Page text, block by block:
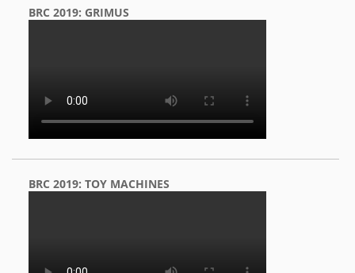
BRC 2019: GRIMUS
BRC 2019: TOY MACHINES